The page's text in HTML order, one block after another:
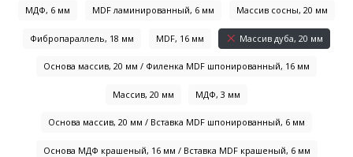
МДФ, 6 мм MDF ламинированный, 6 мм Массив сосны, 20 мм
Фибропараллель, 18 мм MDF, 16 мм Массив дуба, 20 мм
Основа массив, 20 мм / Филенка MDF шпонированный, 16 мм
Массив, 20 мм МДФ, 3 мм
Основа массив, 20 мм / Вставка MDF шпонированный, 6 мм
Основа МДФ крашеный, 16 мм / Вставка MDF крашеный, 6 мм